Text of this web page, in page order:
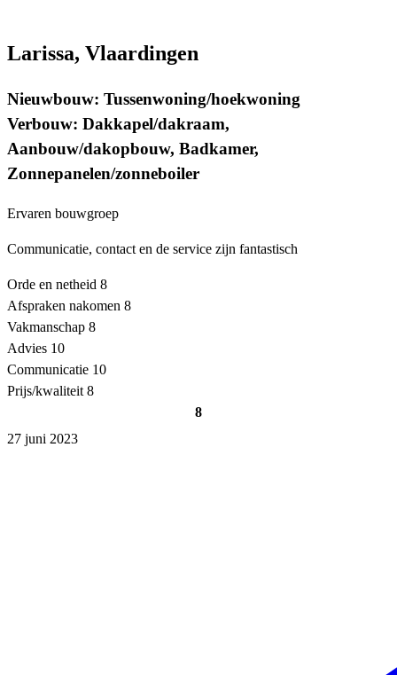
Larissa, Vlaardingen
Nieuwbouw: Tussenwoning/hoekwoning
Verbouw: Dakkapel/dakraam,
Aanbouw/dakopbouw, Badkamer,
Zonnepanelen/zonneboiler
Ervaren bouwgroep
Communicatie, contact en de service zijn fantastisch
Orde en netheid 8
Afspraken nakomen 8
Vakmanschap 8
Advies 10
Communicatie 10
Prijs/kwaliteit 8
8
27 juni 2023